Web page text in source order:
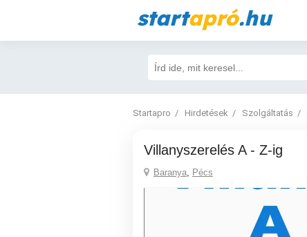
startapró.hu
Startapro Hirdetések Szolgáltatás
Villanyszerelés A - Z-ig
Baranya, Pécs